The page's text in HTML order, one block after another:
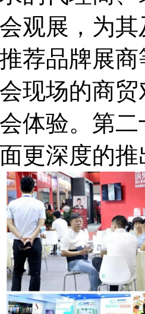
观展，为
荐品牌展
现场的商
体验。第
更深度的